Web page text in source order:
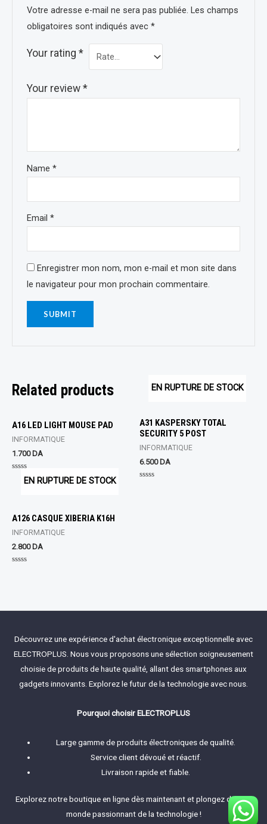
Votre adresse e-mail ne sera pas publiée. Les champs
obligatoires sont indiqués avec*
Your rating*
Your review*
Name*
Email*
Enregistrer mon nom, mon e-mail et mon site dans
le navigateur pour mon prochain commentaire.
Related products
A16 LED LIGHT MOUSE PAD
INFORMATIQUE
1.700DA
Rated
EN RUPTURE DE STOCK
A31 KASPERSKY TOTAL
SECURITY 5 POST
INFORMATIQUE
6.500DA
EN RUPTURE DE STOCK
A126 CASQUE XIBERIA K16H
INFORMATIQUE
2.800DA
Découvrez une expérience d'achat électronique exceptionnelle avec
ELECTROPLUS. Nous vous proposons une sélection soigneusement
choisie de produits de haute qualité, allant des smartphones aux
gadgets innovants. Explorez le futur de la technologie avec nous.
Pourquoi choisir ELECTROPLUS
Large gamme de produits électroniques de qualité.
Service client dévoué et réactif.
Livraison rapide et fiable.
Explorez notre boutique en ligne dès maintenant et plongez dans le
monde passionnant de la technologie !